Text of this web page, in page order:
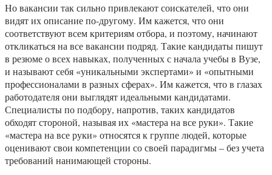
Но вакансии так сильно привлекают соискателей, что они
видят их описание по-другому. Им кажется, что они
соответствуют всем критериям отбора, и поэтому, начинают
откликаться на все вакансии подряд. Такие кандидаты пишут
в резюме о всех навыках, полученных с начала учебы в Вузе,
и называют себя «уникальными экспертами» и «опытными
профессионалами в разных сферах». Им кажется, что в глазах
работодателя они выглядят идеальными кандидатами.
Специалисты по подбору, напротив, таких кандидатов
обходят стороной, называя их «мастера на все руки». Такие
«мастера на все руки» относятся к группе людей, которые
оценивают свои компетенции со своей парадигмы – без учета
требований нанимающей стороны.